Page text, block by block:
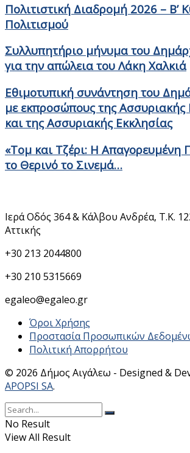
Πολιτιστική Διαδρομή 2026 – Β’
Πολιτισμού
Συλλυπητήριο μήνυμα του
για την απώλεια του Λάκη Χαλκιά
Εθιμοτυπική συνάντηση του
με εκπροσώπους της Ασσυριακής
και της Ασσυριακής Εκκλησίας
«Τομ και Τζέρι: Η Απαγορευμένη
το Θερινό το Σινεμά…
Ιερά Οδός 364 & Κάλβου Ανδρέα, Τ.Κ.
Αττικής
+30 213 2044800
+30 210 5315669
egaleo@egaleo.gr
Όροι Χρήσης
Προστασία Προσωπικών
Πολιτική Απορρήτου
© 2026 Δήμος Αιγάλεω - Designed &
APOPSI SA.
No Result
View All Result